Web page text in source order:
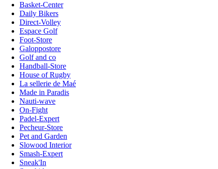
Basket-Center
Daily Bikers
Direct-Volley
Espace Golf
Foot-Store
Galoppostore
Golf and co
Handball-Store
House of Rugby
La sellerie de Maé
Made in Paradis
Nauti-wave
On-Fight
Padel-Expert
Pecheur-Store
Pet and Garden
Slowood Interior
Smash-Expert
Sneak'In